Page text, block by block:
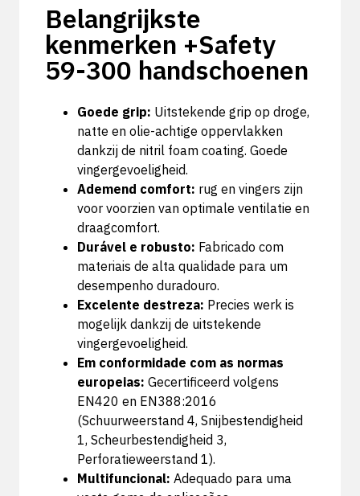
Belangrijkste
kenmerken +Safety
59-300 handschoenen
Goede grip: Uitstekende grip op droge,
natte en olie-achtige oppervlakken
dankzij de nitril foam coating. Goede
vingergevoeligheid.
Ademend comfort: rug en vingers zijn
voor voorzien van optimale ventilatie en
draagcomfort.
Durável e robusto: Fabricado com
materiais de alta qualidade para um
desempenho duradouro.
Excelente destreza: Precies werk is
mogelijk dankzij de uitstekende
vingergevoeligheid.
Em conformidade com as normas
europeias: Gecertificeerd volgens
EN420 en EN388:2016
(Schuurweerstand 4, Snijbestendigheid
1, Scheurbestendigheid 3,
Perforatieweerstand 1).
Multifuncional: Adequado para uma